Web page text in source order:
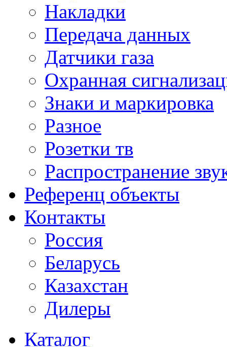
Накладки
Передача данных
Датчики газа
Охранная
Знаки и маркировка
Разное
Розетки тв
Распространение
Референц объекты
Контакты
Россия
Беларусь
Казахстан
Дилеры
Каталог